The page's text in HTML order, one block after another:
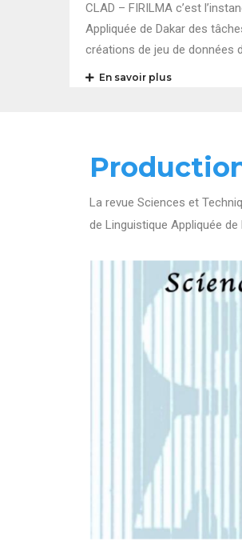
CLAD – FIRILMA c’est
Appliquée de Dakar des
créations de jeu de données
En savoir plus
La revue Sciences et
de Linguistique Appliquée de